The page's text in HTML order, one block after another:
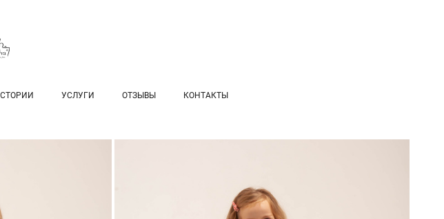
УСЛУГИ ОТЗЫВЫ КОНТАКТЫ